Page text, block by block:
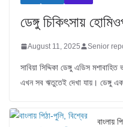
ডেঙ্গু চিকিৎসায়
August 11, 2025 Senior
সাবিয়া সিদ্দিকা ডেঙ্গু এডিস
এখন সব ঋতুতেই দেখা যায়। ডেঙ্গু
বাংলায়